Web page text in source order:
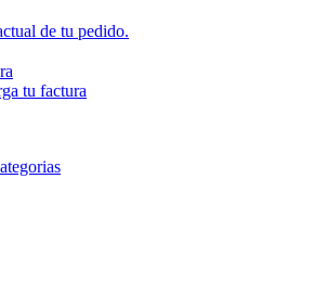
de tu pedido.
tu factura